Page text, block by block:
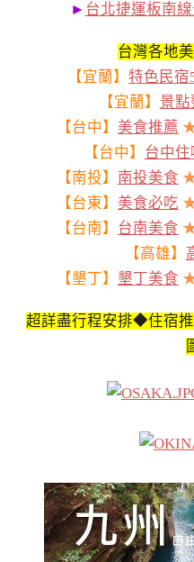
► 台北捷運板南
台灣各地
【宜蘭】 特色民宿
【宜蘭】 景點
【台中】 美食推薦
【台中】 台中
【南投】 南投美食
【台東】 美食必吃
【台南】 台南美食
【高雄】
【墾丁】 墾丁美食
超詳盡行程安排◆住宿